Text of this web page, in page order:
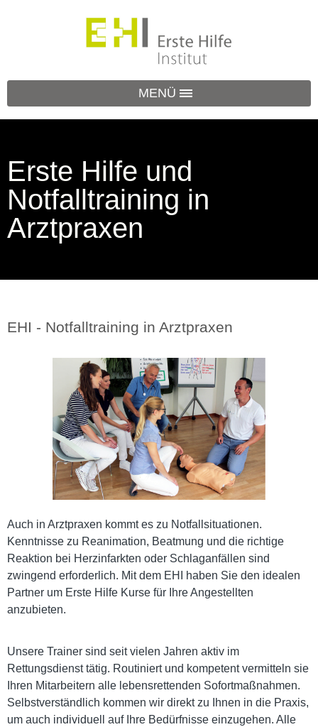
MENÜ
Erste Hilfe und
Notfalltraining in
Arztpraxen
EHI - Notfalltraining in Arztpraxen
Auch in Arztpraxen kommt es zu Notfallsituationen.
Kenntnisse zu Reanimation, Beatmung und die richtige
Reaktion bei Herzinfarkten oder Schlaganfällen sind
zwingend erforderlich. Mit dem EHI haben Sie den idealen
Partner um Erste Hilfe Kurse für Ihre Angestellten
anzubieten.
Unsere Trainer sind seit vielen Jahren aktiv im
Rettungsdienst tätig. Routiniert und kompetent vermitteln sie
Ihren Mitarbeitern alle lebensrettenden Sofortmaßnahmen.
Selbstverständlich kommen wir direkt zu Ihnen in die Praxis,
um auch individuell auf Ihre Bedürfnisse einzugehen. Alle